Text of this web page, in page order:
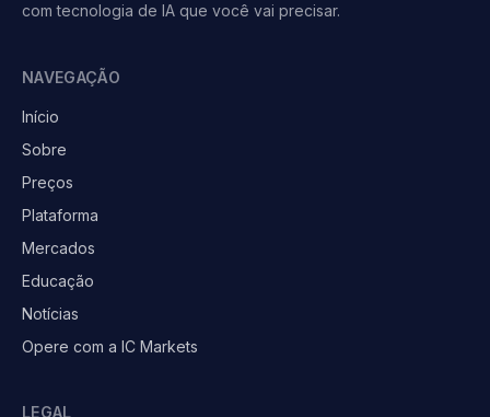
com tecnologia de IA que você vai precisar.
NAVEGAÇÃO
Início
Sobre
Preços
Plataforma
Mercados
Educação
Notícias
Opere com a IC Markets
LEGAL